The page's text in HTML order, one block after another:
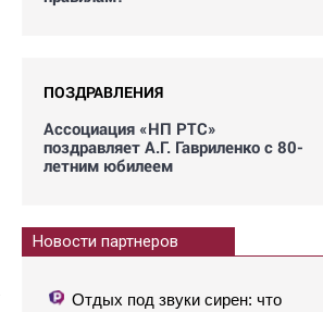
ПОЗДРАВЛЕНИЯ
Ассоциация «НП РТС»
поздравляет А.Г. Гавриленко с 80-
летним юбилеем
Новости партнеров
Отдых под звуки сирен: что